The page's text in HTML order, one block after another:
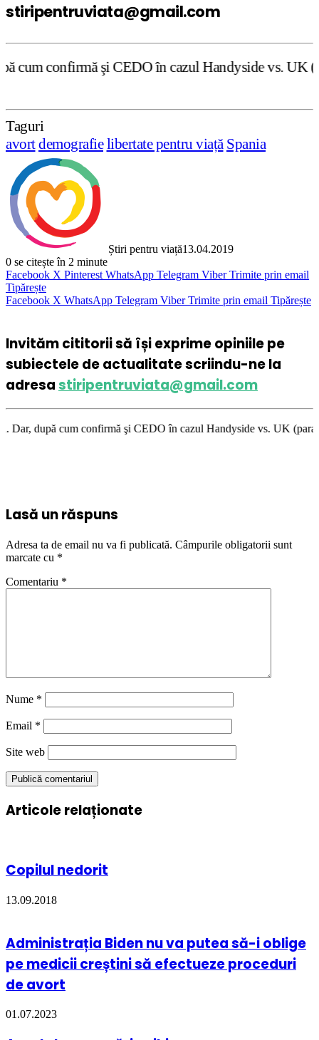
stiripentruviata@gmail.com
şi CEDO în cazul Handyside vs. UK (para 49),
Taguri
avortdemografie libertate pentru viață Spania
Știri pentru viață13.04.2019
0 se citește în 2 minute
Facebook X Pinterest WhatsApp Telegram Viber Trimite prin email
Tipărește
Facebook X WhatsApp Telegram Viber Trimite prin email Tipărește
Invităm cititorii să își exprime opiniile pe
subiectele de actualitate scriindu-ne la
adresastiripentruviata@gmail.com
confirmă şi CEDO în cazul Handyside vs. UK (para 49),
Lasă un răspuns
Adresa ta de email nu va fi publicată. Câmpurile obligatorii sunt
marcate cu *
Comentariu *
Nume *
Email *
Site web
Articole relaționate
Copilul nedorit
13.09.2018
Administrația Biden nu va putea să-i oblige
pe medicii creștini să efectueze proceduri
de avort
01.07.2023